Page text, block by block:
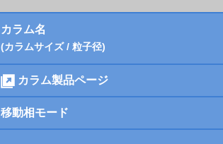
カラム名
(カラムサイズ / 粒子径)
カラム製品ページ
移動相モード